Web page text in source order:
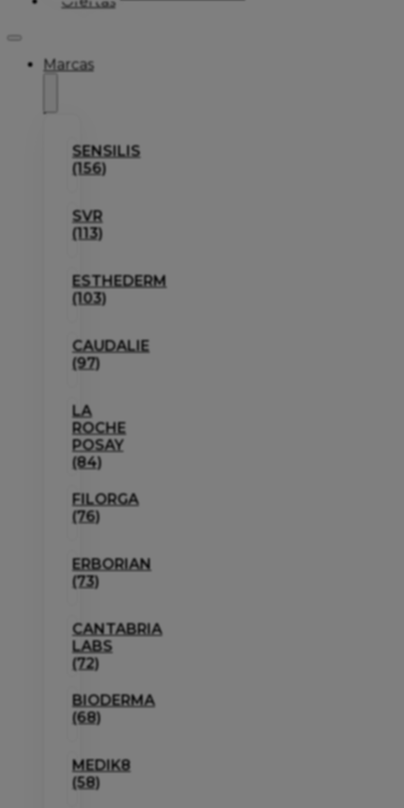
Marcas
SENSILIS
(156)
SVR
(113)
ESTHEDERM
(103)
CAUDALIE
(97)
LA
ROCHE
POSAY
(84)
FILORGA
(76)
ERBORIAN
(73)
CANTABRIA
LABS
(72)
BIODERMA
(68)
MEDIK8
(58)